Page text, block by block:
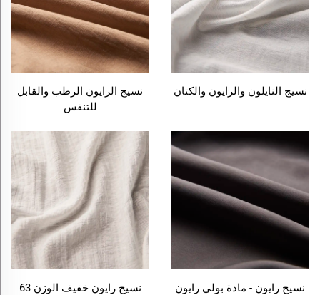
نسيج النايلون والرايون والكتان
نسيج الرايون الرطب والقابل
للتنفس
نسيج رايون - مادة بولي رايون
نسيج رايون خفيف الوزن 63